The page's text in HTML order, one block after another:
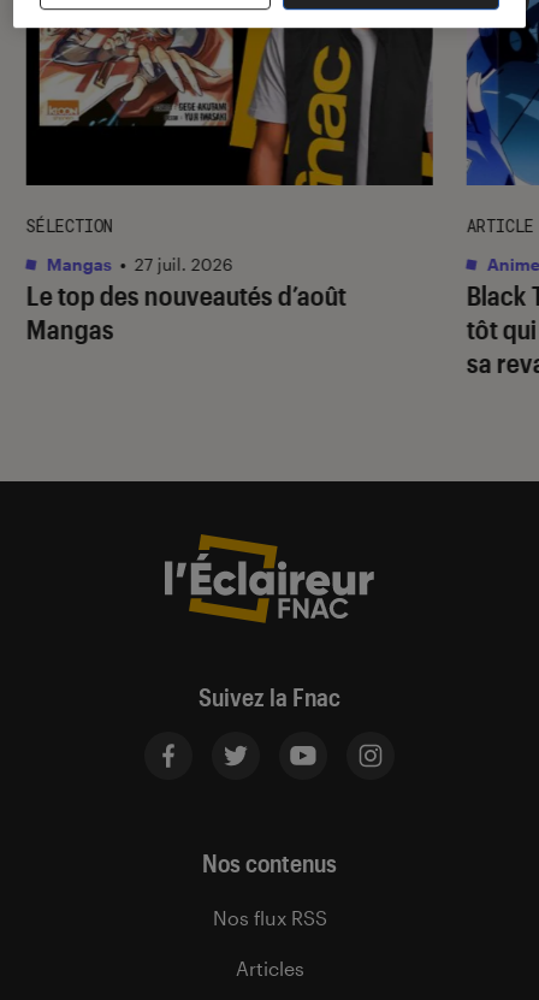
Le top des nouveautés d’août
Mangas
SÉLECTION
Mangas • 27 juil. 2026
Black
tôt
sa
ARTICLE
Suivez la Fnac
Nos contenus
Nos flux RSS
Articles